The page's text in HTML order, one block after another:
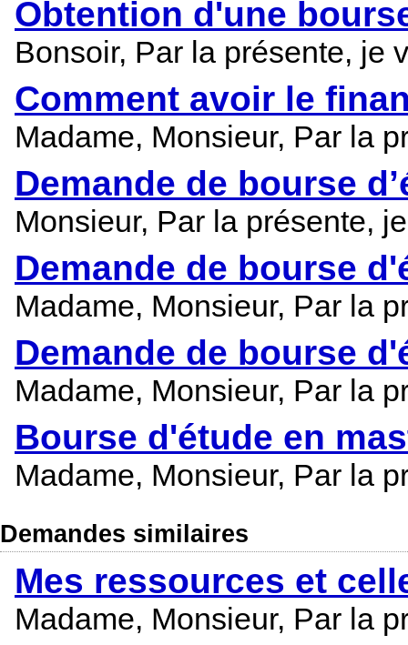
Obtention d'une
Bonsoir, Par la présente, je
Comment avoir le
Madame, Monsieur, Par la
Demande de bourse
Monsieur, Par la présente,
Demande de bourse
Madame, Monsieur, Par la
Demande de bourse
Madame, Monsieur, Par la
Bourse d'étude en
Madame, Monsieur, Par la
Demandes similaires
Mes ressources et
Madame, Monsieur, Par la